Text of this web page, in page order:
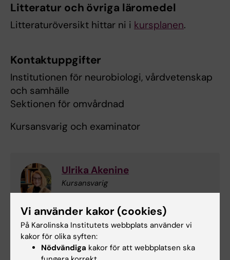
Litteratur och övriga läromedel
Litteraturöversikt hittar ni i kursplanen.
Kontaktuppgifter
Institutionen för neurobiologi, vårdvetenskap
och samhälle
Sektionen för omvårdnad
Kursansvarig och examinator
Ulrika Akenine
Kursansvarig
Telefon:
+46852483515
E-post:
ulrika.akenine@ki.se
Vi använder kakor (cookies)
På Karolinska Institutets webbplats använder vi
kakor för olika syften:
Nödvändiga kakor för att webbplatsen ska